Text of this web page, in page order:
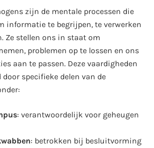
zijn de mentale processen die
informatie te begrijpen, te verwerken
Ze stellen ons in staat om
problemen op te lossen en ons
aan te passen. Deze vaardigheden
door specifieke delen van de
: verantwoordelijk voor geheugen
: betrokken bij besluitvorming